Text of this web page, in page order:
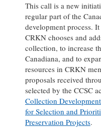
This call is a new
regular part of the
development process.
CRKN chooses and
collection, to increase
Canadiana, and to
resources in CRKN
proposals received
selected by the CCSC
Collection
for Selection and
Preservation Projects.